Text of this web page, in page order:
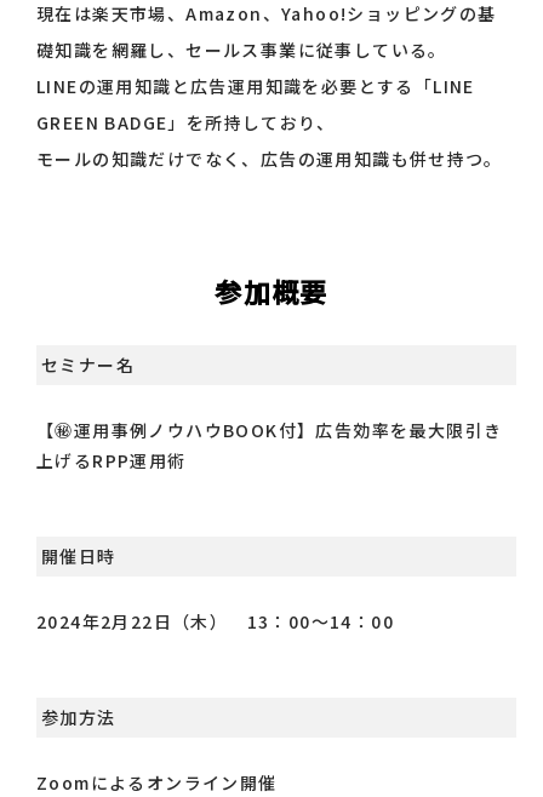
現在は楽天市場、Amazon、Yahoo!ショッピングの基
礎知識を網羅し、セールス事業に従事している。
LINEの運用知識と広告運用知識を必要とする「LINE
GREEN BADGE」を所持しており、
モールの知識だけでなく、広告の運用知識も併せ持つ。
参加概要
セミナー名
【㊙運用事例ノウハウBOOK付】広告効率を最大限引き
上げるRPP運用術
開催日時
2024年2月22日（木） 13：00～14：00
参加方法
Zoomによるオンライン開催